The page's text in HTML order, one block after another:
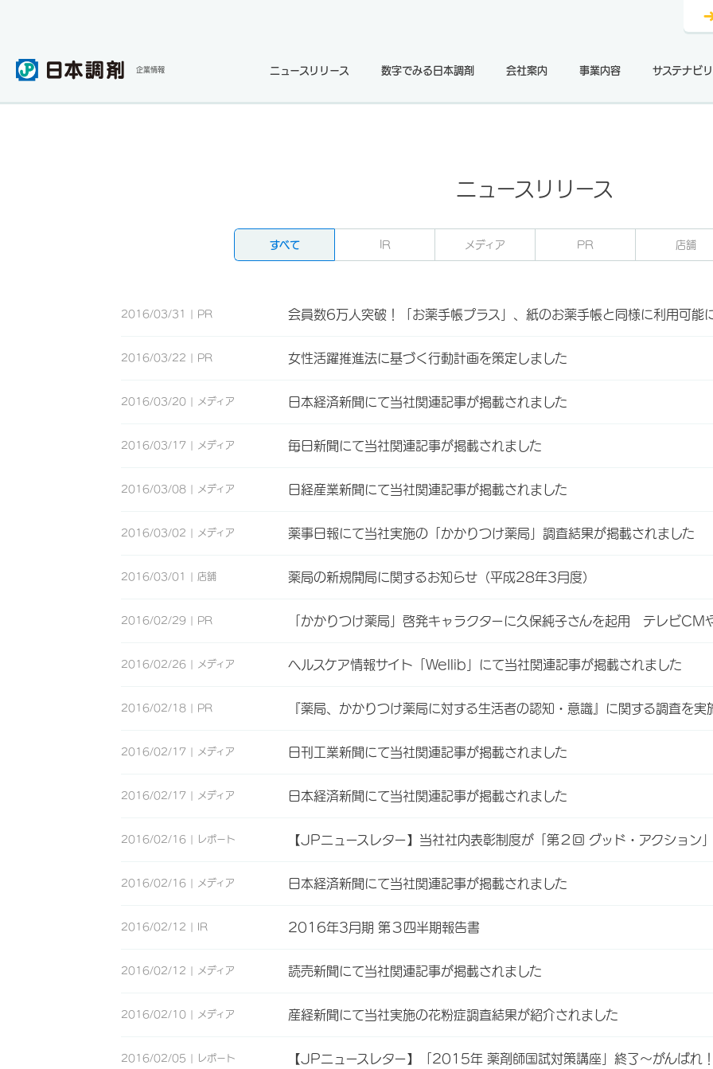
企業情報 ニュースリリース 数字でみる日本調剤 会社案内 事業内容 サステナビ
ニュースリリース
すべて IR メディア PR 店舗
2016/03/31 PR 会員数6万人突破！「お薬手帳プラス」、紙のお薬手帳と同様に利用可能
2016/03/22 PR 女性活躍推進法に基づく行動計画を策定しました
2016/03/20 メディア 日本経済新聞にて当社関連記事が掲載されました
2016/03/17 メディア 毎日新聞にて当社関連記事が掲載されました
2016/03/08 メディア 日経産業新聞にて当社関連記事が掲載されました
2016/03/02 メディア 薬事日報にて当社実施の「かかりつけ薬局」調査結果が掲載されました
2016/03/01 店舗 薬局の新規開局に関するお知らせ（平成28年3月度）
2016/02/29 PR 「かかりつけ薬局」啓発キャラクターに久保純子さんを起用 テレビCM
2016/02/26 メディア ヘルスケア情報サイト「Wellib」にて当社関連記事が掲載されました
2016/02/18 PR 『薬局、かかりつけ薬局に対する生活者の認知・意識』に関する調査を実
2016/02/17 メディア 日刊工業新聞にて当社関連記事が掲載されました
2016/02/17 メディア 日本経済新聞にて当社関連記事が掲載されました
2016/02/16 レポート 【JPニュースレター】当社社内表彰制度が「第２回 グッド・アクション
2016/02/16 メディア 日本経済新聞にて当社関連記事が掲載されました
2016/02/12 IR 2016年3月期 第３四半期報告書
2016/02/12 メディア 読売新聞にて当社関連記事が掲載されました
2016/02/10 メディア 産経新聞にて当社実施の花粉症調査結果が紹介されました
2016/02/05 レポート 【JPニュースレター】「2015年 薬剤師国試対策講座」終了～がんばれ